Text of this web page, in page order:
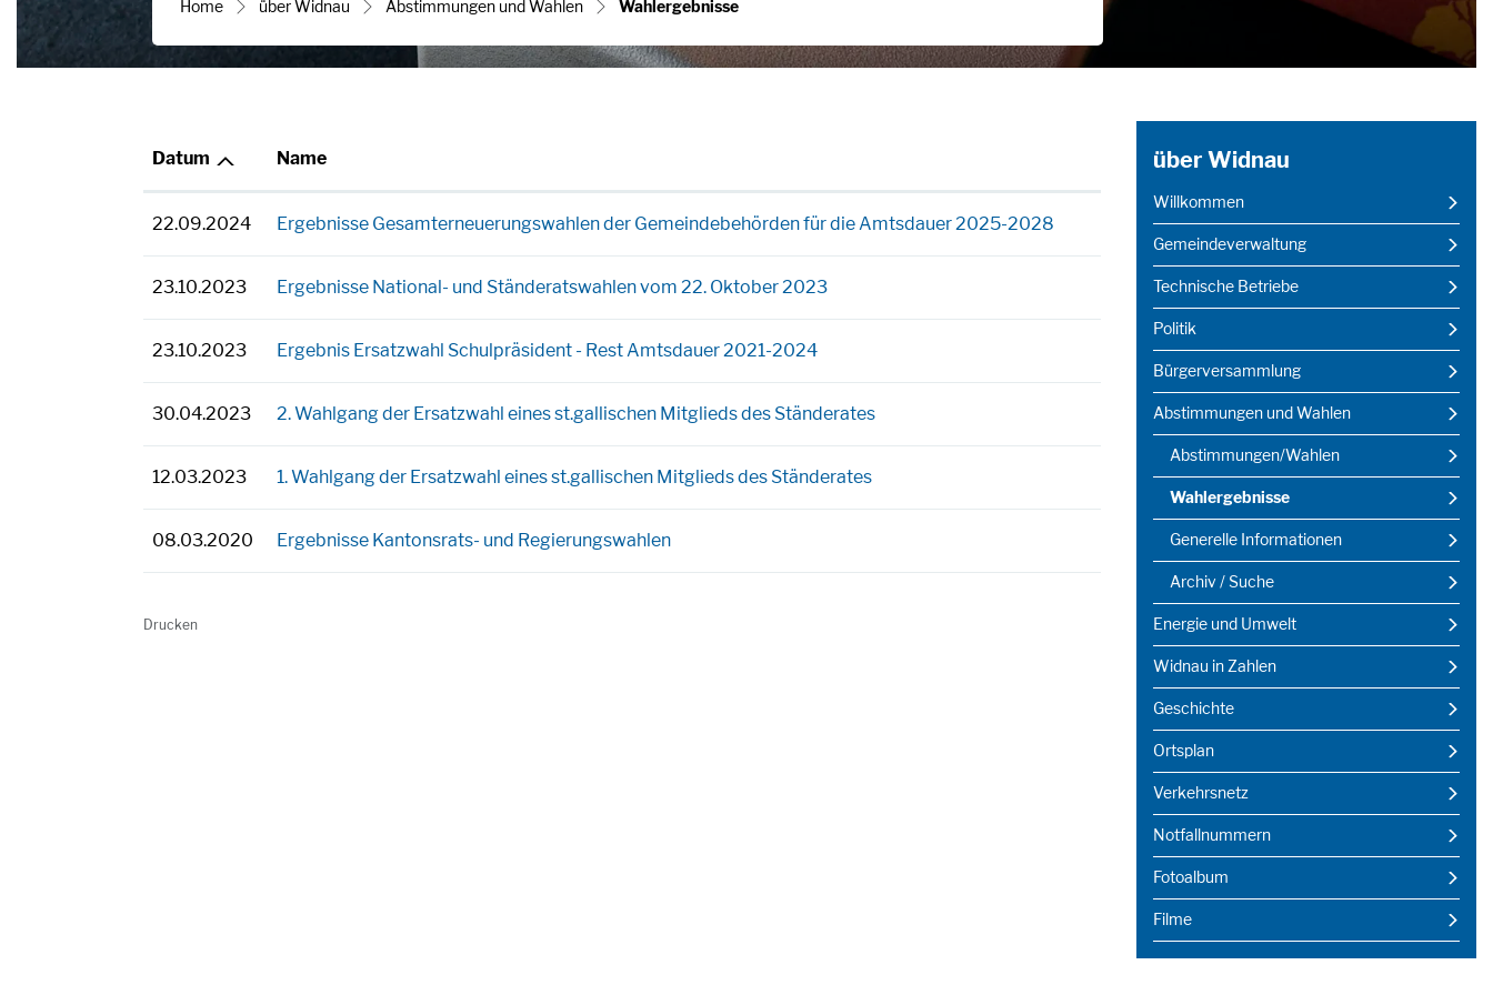
Home über Widnau Abstimmungen und Wahlen Wahlergebnisse(ausgewählt)
über Widnau
Willkommen
Gemeindeverwaltung
Technische Betriebe
Politik
Bürgerversammlung
Abstimmungen und Wahlen
Abstimmungen/Wahlen
Wahlergebnisse
(ausgewählt)
Generelle Informationen
Archiv / Suche
Energie und Umwelt
Widnau in Zahlen
Geschichte
Ortsplan
Verkehrsnetz
Notfallnummern
Fotoalbum
Filme
Datum Name
22.09.2024 Ergebnisse Gesamterneuerungswahlen der Gemeindebehörden für die Amtsdauer 2025-2028
23.10.2023 Ergebnisse National- und Ständeratswahlen vom 22. Oktober 2023
23.10.2023 Ergebnis Ersatzwahl Schulpräsident - Rest Amtsdauer 2021-2024
30.04.2023 2. Wahlgang der Ersatzwahl eines st.gallischen Mitglieds des Ständerates
12.03.2023 1. Wahlgang der Ersatzwahl eines st.gallischen Mitglieds des Ständerates
08.03.2020 Ergebnisse Kantonsrats- und Regierungswahlen
Drucken